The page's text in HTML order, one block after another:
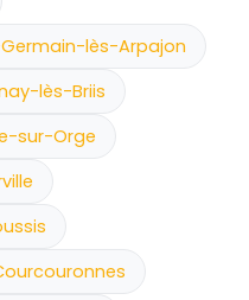
lès-Arpajon
lès-Briis
sur-Orge